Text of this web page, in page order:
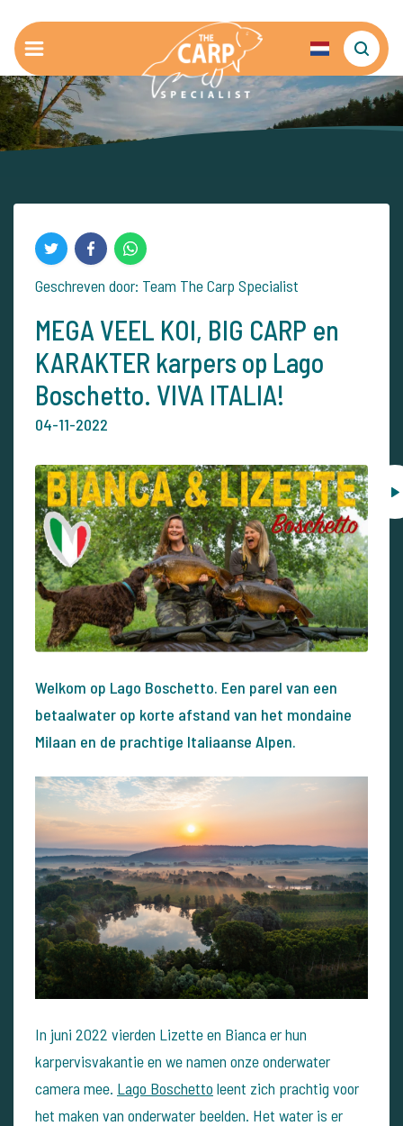
Geschreven door: Team The Carp Specialist
MEGA VEEL KOI, BIG CARP en
KARAKTER karpers op Lago
Boschetto. VIVA ITALIA!
04-11-2022
Welkom op Lago Boschetto. Een parel van een
betaalwater op korte afstand van het mondaine
Milaan en de prachtige Italiaanse Alpen.
In juni 2022 vierden Lizette en Bianca er hun
karpervisvakantie en we namen onze onderwater
camera mee. Lago Boschetto leent zich prachtig voor
het maken van onderwater beelden. Het water is er